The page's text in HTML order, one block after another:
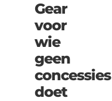
Gear
voor
wie
geen
concessies
doet